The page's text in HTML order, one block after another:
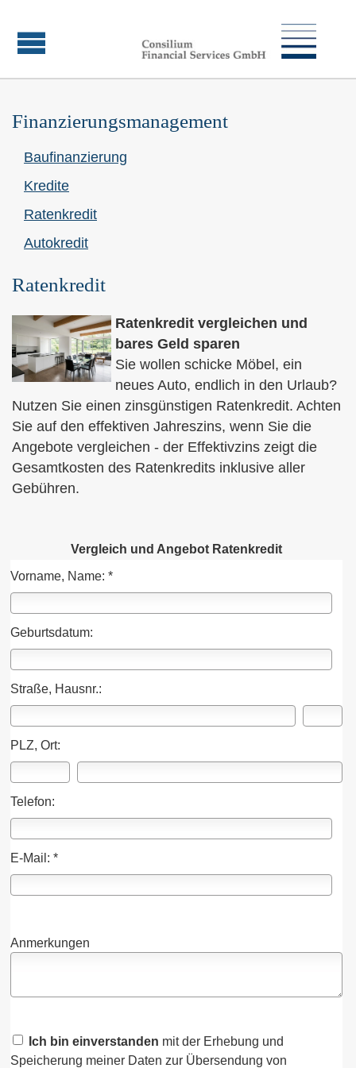
Finanzierungsmanagement
Baufinanzierung
Kredite
Ratenkredit
Autokredit
Ratenkredit
Ratenkredit ver­gleichen und
bares Geld sparen
Sie wollen schicke Möbel, ein
neues Auto, endlich in den Urlaub?
Nutzen Sie einen zinsgünstigen Ratenkredit. Achten
Sie auf den effektiven Jahreszins, wenn Sie die
Angebote ver­gleichen - der Effektivzins zeigt die
Gesamtkosten des Ratenkredits inklusive aller
Gebühren.
Vergleich und Angebot Ratenkredit
Vorname, Name: *
Geburts­datum:
Straße, Hausnr.:
PLZ, Ort:
Telefon:
E-Mail: *
Anmerkungen
Ich bin einverstanden mit der Erhebung und
Speicherung meiner Daten zur Übersendung von